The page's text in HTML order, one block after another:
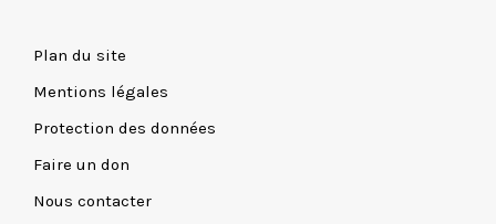
Plan du site
Mentions légales
Protection des données
Faire un don
Nous contacter